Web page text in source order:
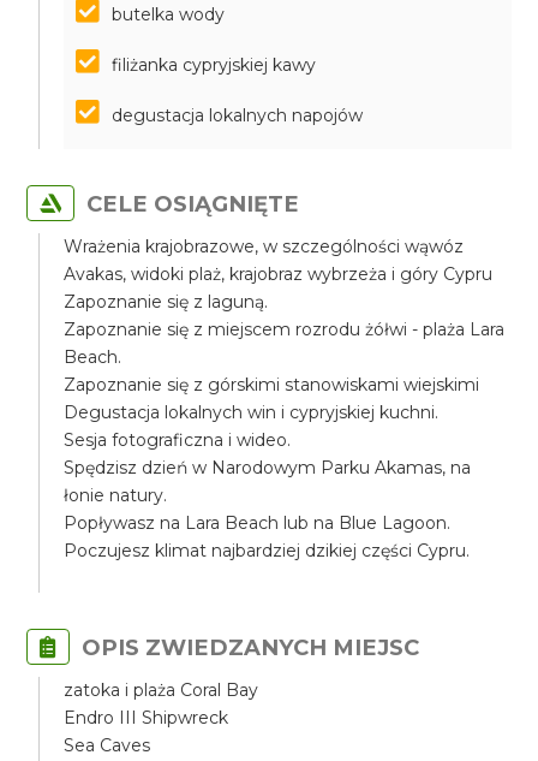
butelka wody
filiżanka cypryjskiej kawy
degustacja lokalnych napojów
CELE OSIĄGNIĘTE
Wrażenia krajobrazowe, w szczególności wąwóz
Avakas, widoki plaż, krajobraz wybrzeża i góry Cypru
Zapoznanie się z laguną.
Zapoznanie się z miejscem rozrodu żółwi - plaża Lara
Beach.
Zapoznanie się z górskimi stanowiskami wiejskimi
Degustacja lokalnych win i cypryjskiej kuchni.
Sesja fotograficzna i wideo.
Spędzisz dzień w Narodowym Parku Akamas, na
łonie natury.
Popływasz na Lara Beach lub na Blue Lagoon.
Poczujesz klimat najbardziej dzikiej części Cypru.
OPIS ZWIEDZANYCH MIEJSC
zatoka i plaża Coral Bay
Endro III Shipwreck
Sea Caves